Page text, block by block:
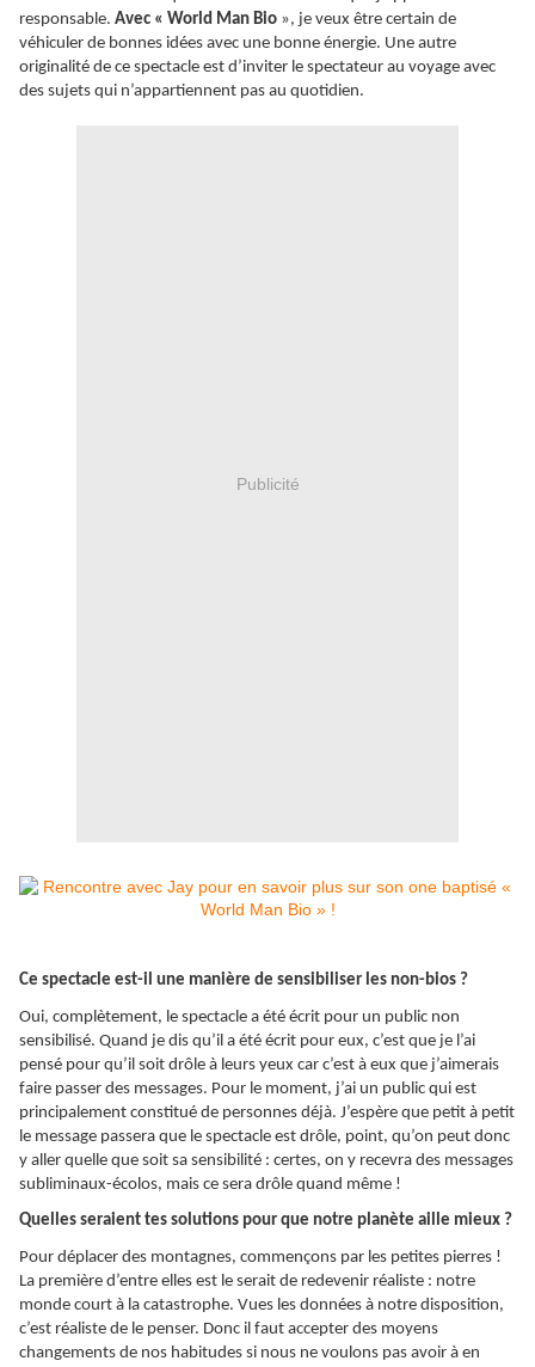
responsable. Avec « World Man Bio », je veux être certain de
véhiculer de bonnes idées avec une bonne énergie. Une autre
originalité de ce spectacle est d’inviter le spectateur au voyage avec
des sujets qui n’appartiennent pas au quotidien.
Publicité
Ce spectacle est-il une manière de sensibiliser les non-bios ?
Oui, complètement, le spectacle a été écrit pour un public non
sensibilisé. Quand je dis qu’il a été écrit pour eux, c’est que je l’ai
pensé pour qu’il soit drôle à leurs yeux car c’est à eux que j’aimerais
faire passer des messages. Pour le moment, j’ai un public qui est
principalement constitué de personnes déjà. J’espère que petit à petit
le message passera que le spectacle est drôle, point, qu’on peut donc
y aller quelle que soit sa sensibilité : certes, on y recevra des messages
subliminaux-écolos, mais ce sera drôle quand même !
Quelles seraient tes solutions pour que notre planète aille mieux ?
Pour déplacer des montagnes, commençons par les petites pierres !
La première d’entre elles est le serait de redevenir réaliste : notre
monde court à la catastrophe. Vues les données à notre disposition,
c’est réaliste de le penser. Donc il faut accepter des moyens
changements de nos habitudes si nous ne voulons pas avoir à en